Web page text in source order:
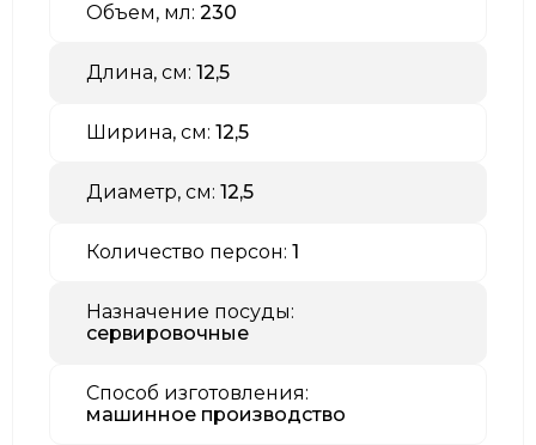
Объем, мл: 230
Длина, см: 12,5
Ширина, см: 12,5
Диаметр, см: 12,5
Количество персон: 1
Назначение посуды:
сервировочные
Способ изготовления:
машинное производство